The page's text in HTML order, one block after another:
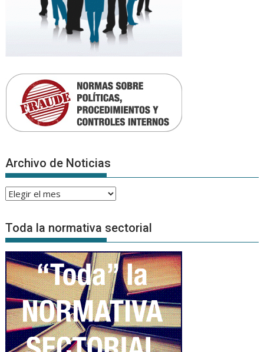
Archivo de Noticias
Archivo
Noticias
Toda la normativa sectorial